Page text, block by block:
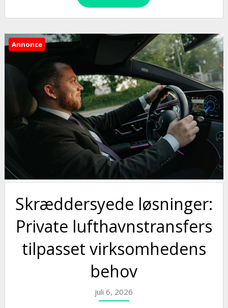
Annonce
Skræddersyede løsninger:
Private lufthavnstransfers
tilpasset virksomhedens
behov
juli 6, 2026